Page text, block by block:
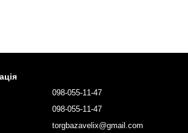
098-055-11-47
098-055-11-47
torgbazavelix@gmail.com